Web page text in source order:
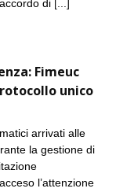
di [...]
Fimeuc
unico
arrivati alle
la gestione di
l’attenzione